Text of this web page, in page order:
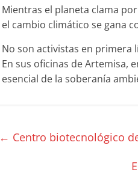
Mientras el planeta clama
el cambio climático se gana
No son activistas en
En sus oficinas de Artemisa,
esencial de la soberanía
← Centro biotecnológico